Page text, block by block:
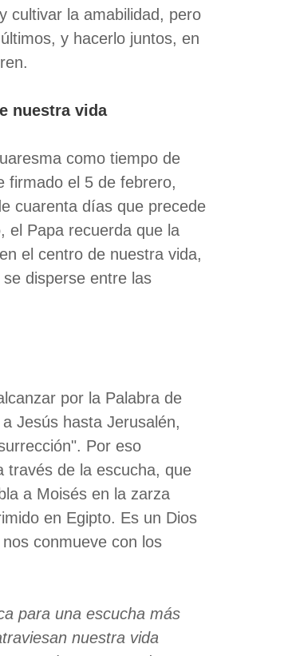
cultivar la amabilidad, pero
y hacerlo juntos, en
nuestra vida
como tiempo de
firmado el 5 de febrero,
cuarenta días que precede
el Papa recuerda que la
el centro de nuestra vida,
disperse entre las
por la Palabra de
Jesús hasta Jerusalén,
Por eso
través de la escucha, que
a Moisés en la zarza
en Egipto. Es un Dios
conmueve con los
para una escucha más
nuestra vida